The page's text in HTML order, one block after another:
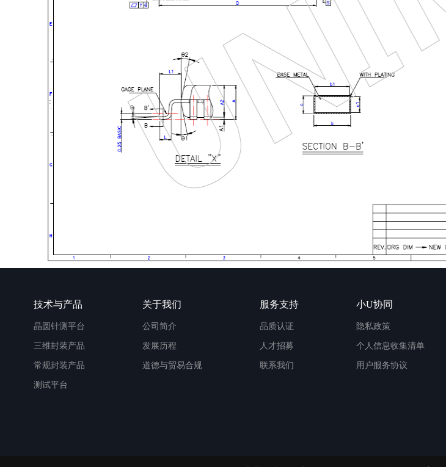
技术与产品
晶圆针测平台
三维封装产品
常规封装产品
测试平台
关于我们
公司简介
发展历程
道德与贸易合规
服务支持
品质认证
人才招募
联系我们
小U协同
隐私政策
个人信息收集清单
用户服务协议